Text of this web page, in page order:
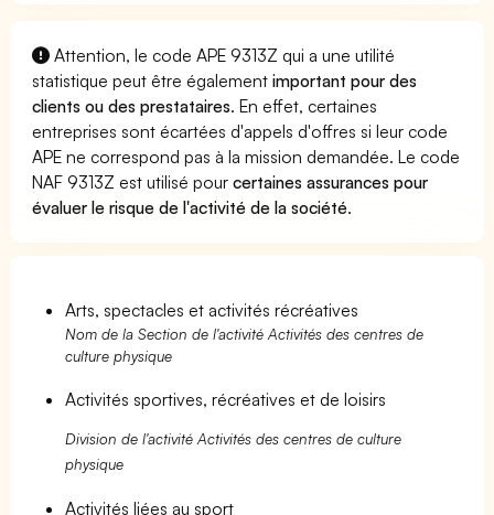
Attention, le code APE 9313Z qui a une utilité
statistique peut être égalementimportant pour des
clients ou des prestataires. En effet, certaines
entreprises sont écartées d'appels d'offres si leur code
APE ne correspond pas à la mission demandée. Le code
NAF 9313Z est utilisé pourcertaines assurances pour
évaluer le risque de l'activité de la société.
Arts, spectacles et activités récréatives
Nom de la Section de l'activité Activités des centres de
culture physique
Activités sportives, récréatives et de loisirs
Division de l'activité Activités des centres de culture
physique
Activités liées au sport